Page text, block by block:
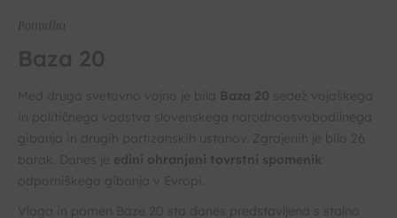
Ponudba
Baza 20
Med drugo svetovno vojno je bila Baza 20 sedež vojaškega
in političnega vodstva slovenskega narodnoosvobodilnega
gibanja in drugih partizanskih ustanov. Zgrajenih je bilo 26
barak. Danes je edini ohranjeni tovrstni spomenik
odporniškega gibanja v Evropi.
Vloga in pomen Baze 20 sta danes predstavljena s stalno